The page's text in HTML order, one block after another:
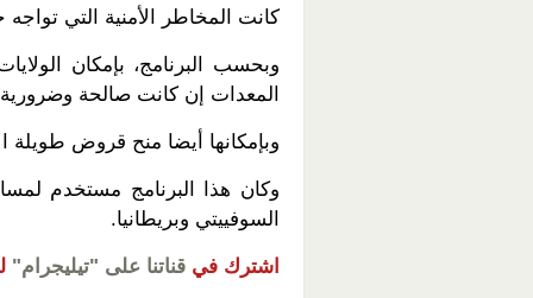
كانت المخاطر الأمنية التي تواجه
وبحسب البرنامج، بإمكان
المعدات إن كانت صالحة وضرورية
وبإمكانها أيضا منح قروض طويلة
وكان هذا البرنامج مستخدم
السوفييتي وبريطانيا.
اشترك في قناتنا على "تيليجرام"